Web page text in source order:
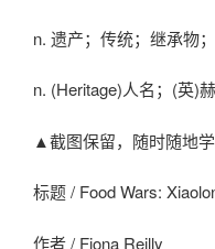
n. 遗产；传统；继承物
n. (Heritage)人名；(英)
▲截图保留，随时随地
标题 / Food Wars:
作者 / Fiona Reilly